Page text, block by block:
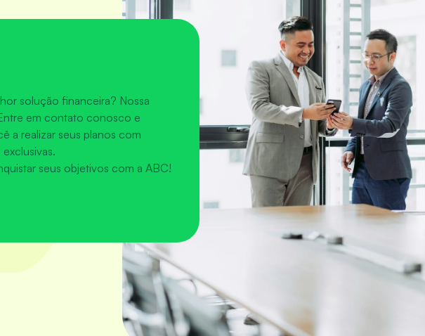
solução financeira? Nossa
em contato conosco e
a realizar seus planos com
seus objetivos com a ABC!